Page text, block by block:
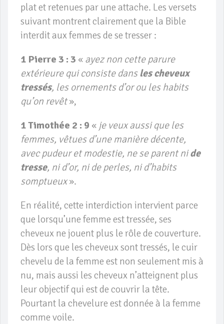
plat et retenues par une attache. Les versets
suivant montrent clairement que la Bible
interdit aux femmes de se tresser :
1 Pierre 3 : 3 « ayez non cette parure
extérieure qui consiste dansles cheveux
tressés, les ornements d’or ou les habits
qu’on revêt»,
1 Timothée 2 : 9 « je veux aussi que les
femmes, vêtues d’une manière décente,
avec pudeur et modestie, ne se parent nide
tresse, ni d’or, ni de perles, ni d’habits
somptueux».
En réalité, cette interdiction intervient parce
que lorsqu’une femme est tressée, ses
cheveux ne jouent plus le rôle de couverture.
Dès lors que les cheveux sont tressés, le cuir
chevelu de la femme est non seulement mis à
nu, mais aussi les cheveux n’atteignent plus
leur objectif qui est de couvrir la tête.
Pourtant la chevelure est donnée à la femme
comme voile.